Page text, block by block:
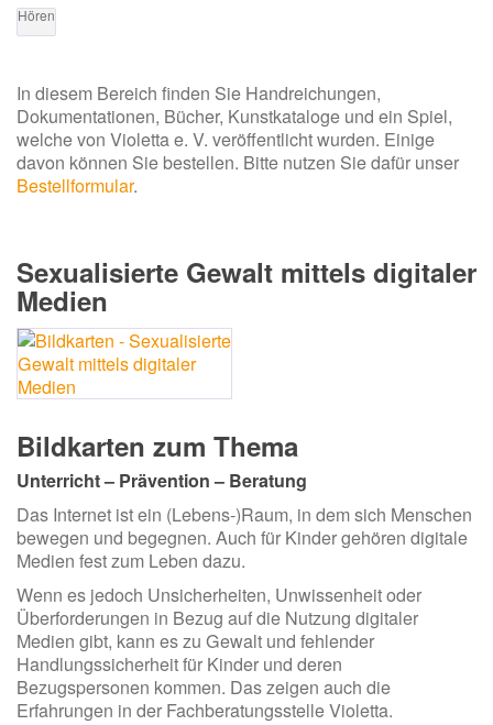
Hören
In diesem Bereich finden Sie Handreichungen,
Dokumentationen, Bücher, Kunstkataloge und ein Spiel,
welche von Violetta e. V. veröffentlicht wurden. Einige
davon können Sie bestellen. Bitte nutzen Sie dafür unser
Bestellformular.
Sexualisierte Gewalt mittels digitaler
Medien
Bildkarten zum Thema
Unterricht – Prävention – Beratung
Das Internet ist ein (Lebens-)Raum, in dem sich Menschen
bewegen und begegnen. Auch für Kinder gehören digitale
Medien fest zum Leben dazu.
Wenn es jedoch Unsicherheiten, Unwissenheit oder
Überforderungen in Bezug auf die Nutzung digitaler
Medien gibt, kann es zu Gewalt und fehlender
Handlungssicherheit für Kinder und deren
Bezugspersonen kommen. Das zeigen auch die
Erfahrungen in der Fachberatungsstelle Violetta.